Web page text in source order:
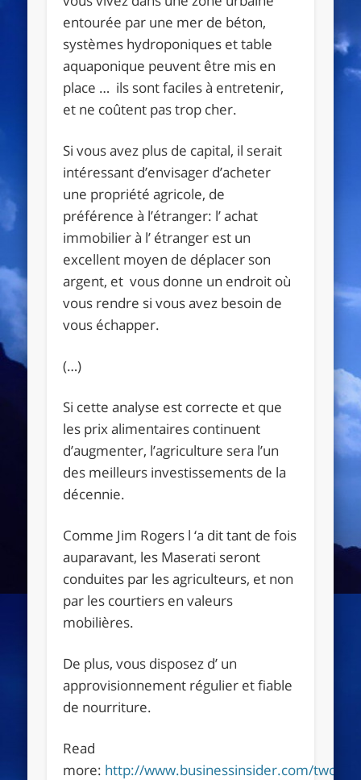
entourée par une mer de béton,
systèmes hydroponiques et table
aquaponique peuvent être mis en
place … ils sont faciles à entretenir,
et ne coûtent pas trop cher.
Si vous avez plus de capital, il serait
intéressant d’envisager d’acheter
une propriété agricole, de
préférence à l’étranger: l’ achat
immobilier à l’ étranger est un
excellent moyen de déplacer son
argent, et vous donne un endroit où
vous rendre si vous avez besoin de
vous échapper.
(…)
Si cette analyse est correcte et que
les prix alimentaires continuent
d’augmenter, l’agriculture sera l’un
des meilleurs investissements de la
décennie.
Comme Jim Rogers l ‘a dit tant de fois
auparavant, les Maserati seront
conduites par les agriculteurs, et non
par les courtiers en valeurs
mobilières.
De plus, vous disposez d’ un
approvisionnement régulier et fiable
de nourriture.
Read
more: http://www.businessinsider.com/two-